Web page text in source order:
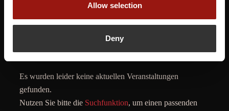
Allow selection
Deny
Es wurden leider keine aktuellen Veranstaltungen
gefunden.
Nutzen Sie bitte die Suchfunktion, um einen passenden